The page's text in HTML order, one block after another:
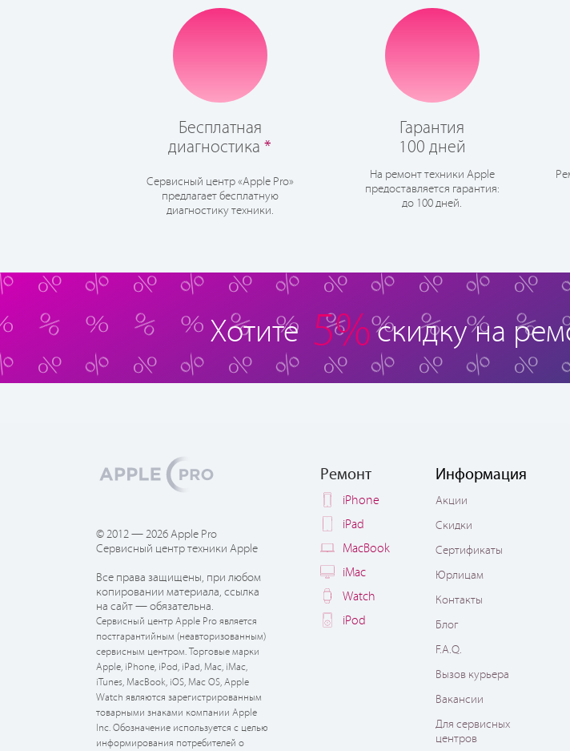
Бесплатная
диагностика*
Сервисный центр «Apple Pro»
предлагает бесплатную
диагностику техники.
Гарантия
100 дней
На ремонт техники Apple
предоставляется гарантия:
до 100 дней.
Хотите 5% скидку на
© 2012 — 2026 Apple Pro
Сервисный центр техники Apple
Все права защищены, при любом
копировании материала, ссылка
на сайт — обязательна.
Сервисный центр Apple Pro является
постгарантийным (неавторизованным)
сервисным центром. Торговые марки
Apple, iPhone, iPod, iPad, Mac, iMac,
iTunes, MacBook, iOS, Mac OS, Apple
Watch являются зарегистрированным
товарными знаками компании Apple
Inc. Обозначение используется с целью
информирования потребителей о
Ремонт
iPhone
iPad
MacBook
iMac
Watch
iPod
Информация
Акции
Скидки
Сертификаты
Юрлицам
Контакты
Блог
F.A.Q.
Вызов курьера
Вакансии
Для сервисных
центров